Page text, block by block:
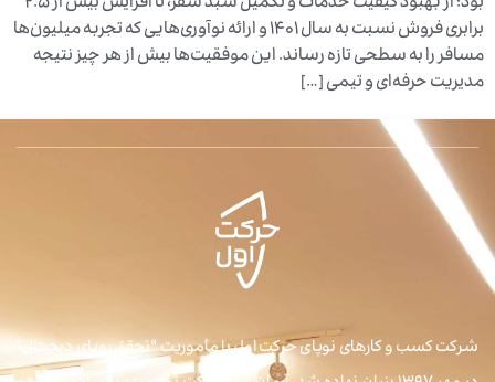
برابری فروش نسبت به سال 1401 و ارائه نوآوری‌هایی که تجربه میلیون‌ها
مسافر را به سطحی تازه رساند. این موفقیت‌ها بیش از هر چیز نتیجه
مدیریت حرفه‌ای و تیمی […]
شرکت کسب و کارهای نوپای حرکت اول با مأموریت “تحقق رویای دیجیتال”